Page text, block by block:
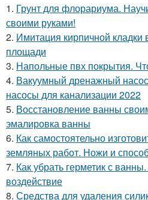
1. Грунт для флорариума.
своими руками!
2. Имитация кирпичной кладки
площади
3. Напольные пвх покрытия.
4. Вакуумный дренажный
насосы для канализации 2022
5. Восстановление ванны
эмалировка ванны
6. Как самостоятельно
земляных работ. Ножи и
7. Как убрать герметик с
воздействие
8. Средства для удаления